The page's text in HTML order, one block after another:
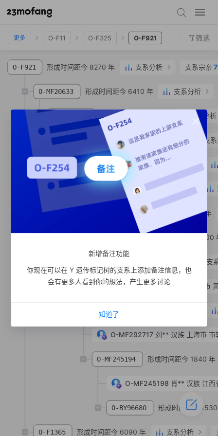
O-CTS4598
更多 O-F11 O-F325 O-F921 筛选
O-F921 形成时间距今 8270 年 支系分析 支系宗亲
O-MF20633 形成时间距今 6410 年 支系分析
O-F1365 形成时间距今 6090 年 支系分析
形成时间距今 4660 年 支系分析
O-MF20999 形成时间距今 3750 年 支
支
O-MV118731 形成时间距今 1890 年
O-MF20794 形成时间距今 1670 年
O-MV77172吴**汉族湖北省 黄冈市
O-MF244394
O-MF20740 形成时间距今 1650 年
O-MF292717刘** 汉族 上海市
O-MF245194 形成时间距今 1840 年
形成时间距今 800
O-MF245198 肖** 汉族 江西
O-BY96680 形成时间距今
新增备注功能
你现在可以在 Y 遗传标记树的支系上添加备注信息，也
会有更多人看到你的想法，产生更多讨论
知道了